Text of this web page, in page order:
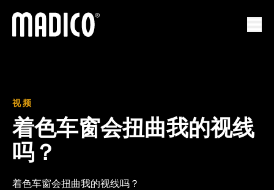
马迪科
视频
着色车窗会扭曲我的视线
吗？
着色车窗会扭曲我的视线吗？